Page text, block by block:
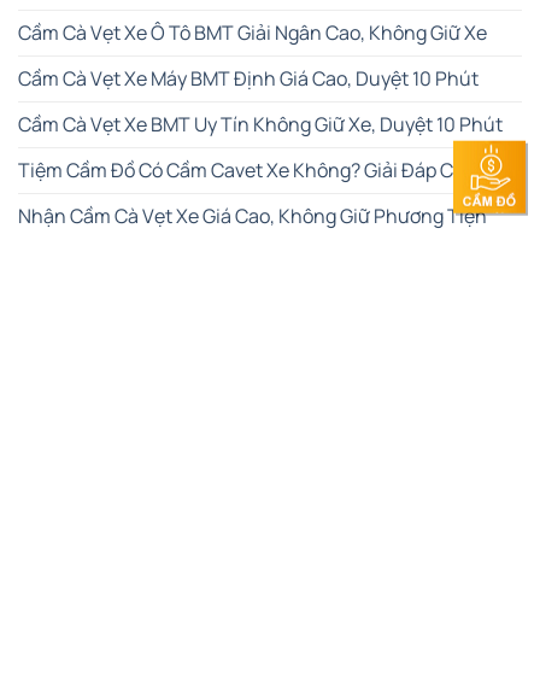
Cầm Cà Vẹt Xe Ô Tô BMT Giải Ngân Cao, Không Giữ Xe
Cầm Cà Vẹt Xe Máy BMT Định Giá Cao, Duyệt 10 Phút
Cầm Cà Vẹt Xe BMT Uy Tín Không Giữ Xe, Duyệt 10 Phút
Tiệm Cầm Đồ Có Cầm Cavet Xe Không? Giải Đáp Chi Tiết
Nhận Cầm Cà Vẹt Xe Giá Cao, Không Giữ Phương Tiện